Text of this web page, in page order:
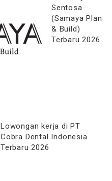
Sentosa
(Samaya Plan
& Build)
Terbaru 2026
Lowongan kerja di PT
Cobra Dental Indonesia
Terbaru 2026